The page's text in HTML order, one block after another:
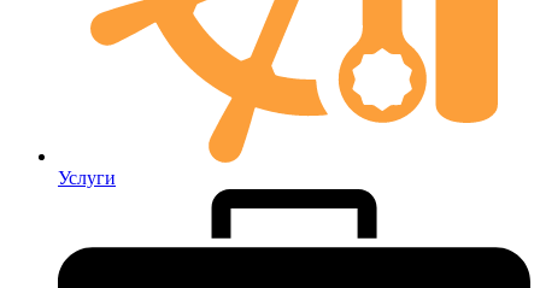
Услуги